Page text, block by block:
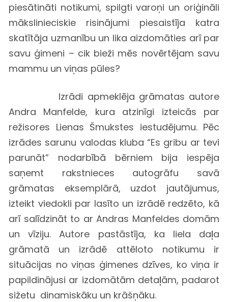
piesātināti notikumi, spilgti varoņi un oriģināli
mākslinieciskie risinājumi piesaistīja katra
skatītāja uzmanību un lika aizdomāties arī par
savu ģimeni – cik bieži mēs novērtējam savu
mammu un viņas pūles?
Izrādi apmeklēja grāmatas autore
Andra Manfelde, kura atzinīgi izteicās par
režisores Lienas Šmukstes iestudējumu. Pēc
izrādes sarunu valodas kluba “Es gribu ar tevi
parunāt” nodarbībā bērniem bija iespēja
saņemt rakstnieces autogrāfu savā
grāmatas eksemplārā, uzdot jautājumus,
izteikt viedokli par lasīto un izrādē redzēto, kā
arī salīdzināt to ar Andras Manfeldes domām
un vīziju. Autore pastāstīja, ka liela daļa
grāmatā un izrādē attēloto notikumu ir
situācijas no viņas ģimenes dzīves, ko viņa ir
papildinājusi ar izdomātām detaļām, padarot
sižetu dinamiskāku un krāšņāku.